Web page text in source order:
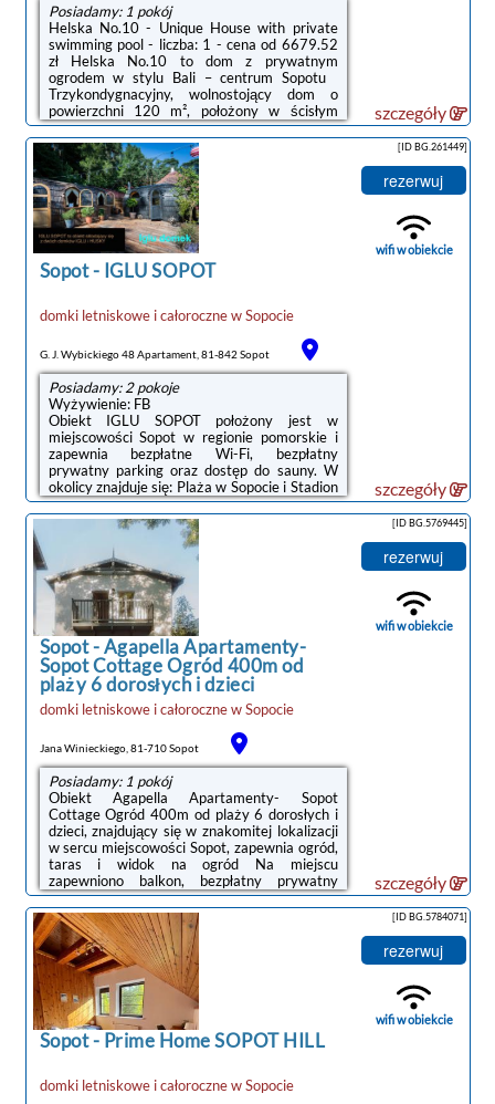
Posiadamy: 1 pokój
Helska No.10 - Unique House with private
swimming pool - liczba: 1 - cena od 6679.52
zł Helska No.10 to dom z prywatnym
ogrodem w stylu Bali – centrum Sopotu
Trzykondygnacyjny, wolnostojący dom o
powierzchni 120 m², położony w ścisłym
centrum Sopotu przy ul. Helskiej 10.Zaledwie
kilka minut spacerem dzieli nieruchomość od
plaży oraz deptaka Bohaterów Monte
Cassino, a jednocześnie ulica pozostaje
spokojna i kameralna. To miejsce dla osób,
które szukają prywatności, harmonii i
komfortu — bez atmosfery hotelu i bez
imprezowego charakteru kurortu. Układ i
przestrzeń Dom ...
szczegóły
Sopot- IGLU SOPOT
domki letniskowe i całorocznewSopocie
G. J. Wybickiego 48 Apartament, 81-842 Sopot
Posiadamy: 2 pokoje
Wyżywienie: FB
Obiekt IGLU SOPOT położony jest w
miejscowości Sopot w regionie pomorskie i
zapewnia bezpłatne Wi-Fi, bezpłatny
prywatny parking oraz dostęp do sauny. W
okolicy znajduje się: Plaża w Sopocie i Stadion
Leśny.Każda opcja zakwaterowania ma taras
i wyposażona jest w telewizor z płaskim
ekranem. We wszystkich opcjach znajduje się
kuchnia z pełnym wyposażeniem, w tym
lodówką, jak również część wypoczynkowa z
rozkładaną sofą oraz prywatna łazienka z
prysznicem i suszarką do włosów.
Wyposażenie obejmuje również płytę
kuchenną i czajnik.Okolica cieszy się
popularnością ...
[ID BG.261449]
rezerwuj
wifi w obiekcie
szczegóły
Sopot-Agapella Apartamenty-
Sopot Cottage Ogród 400m od
plaży 6 dorosłych i dzieci
domki letniskowe i całorocznewSopocie
Jana Winieckiego, 81-710 Sopot
Posiadamy: 1 pokój
Obiekt Agapella Apartamenty- Sopot
Cottage Ogród 400m od plaży 6 dorosłych i
dzieci, znajdujący się w znakomitej lokalizacji
w sercu miejscowości Sopot, zapewnia ogród,
taras i widok na ogród Na miejscu
zapewniono balkon, bezpłatny prywatny
parking oraz bezpłatne Wi-Fi.W domu
wakacyjnym zapewniono kilka sypialni (3),
kuchnię oraz kilka łazienek (2). Goście mają
do dyspozycji telewizor z płaskim ekranem.W
obiekcie serwowane jest śniadanie
kontynentalne.W pobliżu obiektu Agapella
Apartamenty- Sopot Cottage Ogród 400m od
plaży 6 dorosłych i dzieci znajdują się liczne
atrakcje, ...
[ID BG.5769445]
rezerwuj
wifi w obiekcie
szczegóły
Sopot- Prime Home SOPOT HILL
domki letniskowe i całorocznewSopocie
[ID BG.5784071]
rezerwuj
wifi w obiekcie